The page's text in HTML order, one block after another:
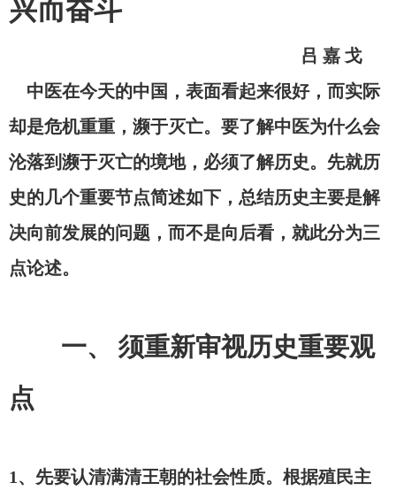
兴而奋斗
吕 嘉 戈
中医在今天的中国，表面看起来很好，而实际
却是危机重重，濒于灭亡。要了解中医为什么会
沦落到濒于灭亡的境地，必须了解历史。先就历
史的几个重要节点简述如下，总结历史主要是解
决向前发展的问题，而不是向后看，就此分为三
点论述。
一、
须重新审视历史重要观
点
1、先要认清满清王朝的社会性质。根据殖民主